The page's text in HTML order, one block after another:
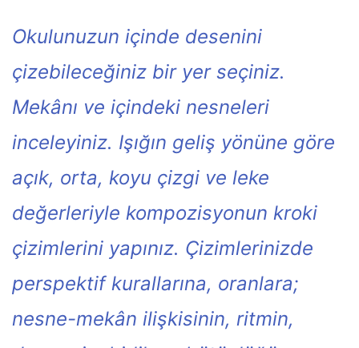
Okulunuzun içinde desenini
çizebileceğiniz bir yer seçiniz.
Mekânı ve içindeki nesneleri
inceleyiniz. Işığın geliş yönüne göre
açık, orta, koyu çizgi ve leke
değerleriyle kompozisyonun kroki
çizimlerini yapınız. Çizimlerinizde
perspektif kurallarına, oranlara;
nesne-mekân ilişkisinin, ritmin,